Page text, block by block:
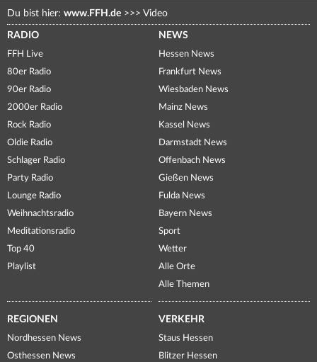
Du bist hier: www.FFH.de >>> Video
RADIO
FFH Live
80er Radio
90er Radio
2000er Radio
Rock Radio
Oldie Radio
Schlager Radio
Party Radio
Lounge Radio
Weihnachtsradio
Meditationsradio
Top 40
Playlist
NEWS
Hessen News
Frankfurt News
Wiesbaden News
Mainz News
Kassel News
Darmstadt News
Offenbach News
Gießen News
Fulda News
Bayern News
Sport
Wetter
Alle Orte
Alle Themen
REGIONEN
Nordhessen News
Osthessen News
VERKEHR
Staus Hessen
Blitzer Hessen